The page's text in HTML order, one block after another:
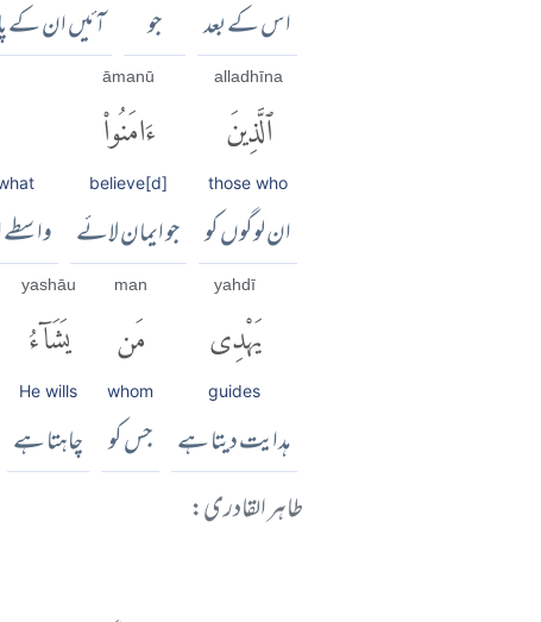
اس کے بعد جو آئیں ان کے
alladhīna
ٱلَّذِينَ
those who
ان لوگوں کو
āmanū
ءَامَنُوا۟
believe[d]
جو ایمان لائے
yahdī
يَهْدِى
guides
ہدایت دیتا ہے
man
مَن
whom
جس کو
yashāu
يَشَآءُ
He wills
چاہتا ہے
طاہر القادری: